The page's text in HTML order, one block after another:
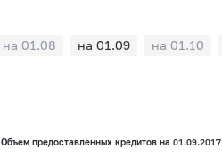
на 01.08 на 01.09 на 01.10
Объем предоставленных кредитов на 01.09.2017